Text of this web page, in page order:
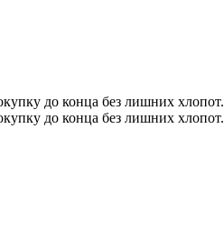
до конца без лишних хлопот.
до конца без лишних хлопот.